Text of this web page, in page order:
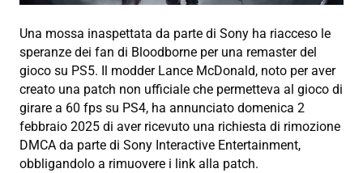
Una mossa inaspettata da parte di Sony ha riacceso le
speranze dei fan di Bloodborne per una remaster del
gioco su PS5. Il modder Lance McDonald, noto per aver
creato una patch non ufficiale che permetteva al gioco di
girare a 60 fps su PS4, ha annunciato domenica 2
febbraio 2025 di aver ricevuto una richiesta di rimozione
DMCA da parte di Sony Interactive Entertainment,
obbligandolo a rimuovere i link alla patch.